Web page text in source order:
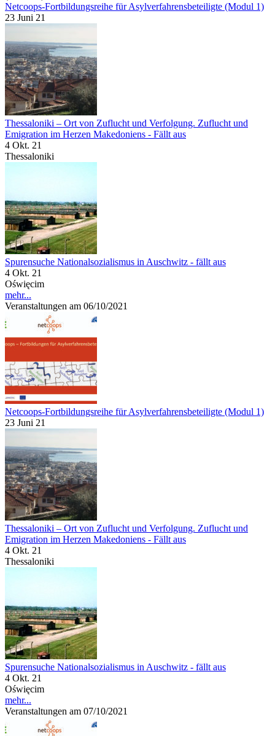
Netcoops-Fortbildungsreihe für Asylverfahrensbeteiligte (Modul 1)
23 Juni 21
Thessaloniki – Ort von Zuflucht und Verfolgung. Zuflucht und
Emigration im Herzen Makedoniens - Fällt aus
4 Okt. 21
Thessaloniki
Spurensuche Nationalsozialismus in Auschwitz - fällt aus
4 Okt. 21
Oświęcim
mehr...
Veranstaltungen am 06/10/2021
Netcoops-Fortbildungsreihe für Asylverfahrensbeteiligte (Modul 1)
23 Juni 21
Thessaloniki – Ort von Zuflucht und Verfolgung. Zuflucht und
Emigration im Herzen Makedoniens - Fällt aus
4 Okt. 21
Thessaloniki
Spurensuche Nationalsozialismus in Auschwitz - fällt aus
4 Okt. 21
Oświęcim
mehr...
Veranstaltungen am 07/10/2021